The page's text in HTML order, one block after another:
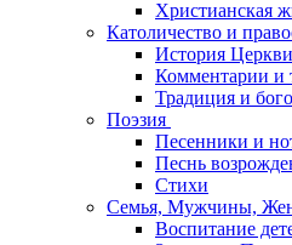
Христианская
Католичество и
История Церкви
Комментарии и
Традиция и
Поэзия
Песенники и
Песнь
Стихи
Семья, Мужчины,
Воспитание